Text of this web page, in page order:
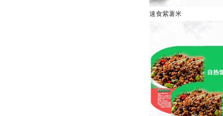
速食紫薯米